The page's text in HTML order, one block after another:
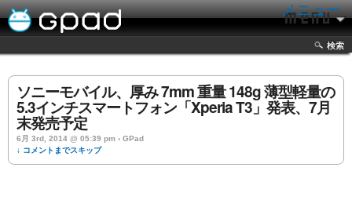
メニュー
検索
ソニーモバイル、厚み 7mm 重量 148g 薄型軽量の
5.3インチスマートフォン「Xperia T3」発表、7月
末発売予定
6月 3rd, 2014 @ 05:39 pm › GPad
↓ コメントまでスキップ